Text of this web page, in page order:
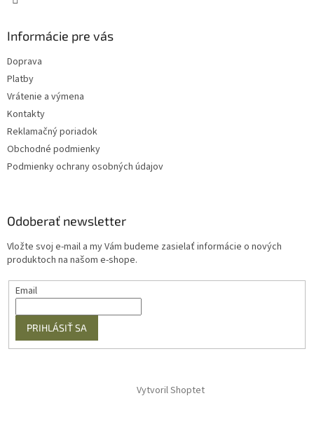
Informácie pre vás
Doprava
Platby
Vrátenie a výmena
Kontakty
Reklamačný poriadok
Obchodné podmienky
Podmienky ochrany osobných údajov
Odoberať newsletter
Vložte svoj e-mail a my Vám budeme zasielať informácie o nových
produktoch na našom e-shope.
Email
PRIHLÁSIŤ SA
Vytvoril Shoptet